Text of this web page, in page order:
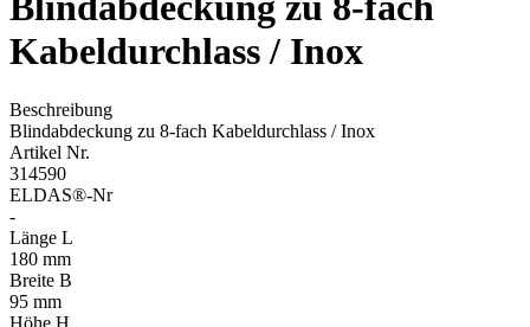
Kabeldurchlass / Inox
Beschreibung
Blindabdeckung zu 8-fach Kabeldurchlass / Inox
Artikel Nr.
314590
ELDAS®-Nr
-
Länge L
180 mm
Breite B
95 mm
Höhe H